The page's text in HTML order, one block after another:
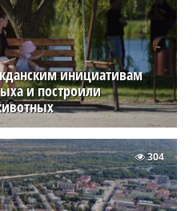
инициативам
и построили
304